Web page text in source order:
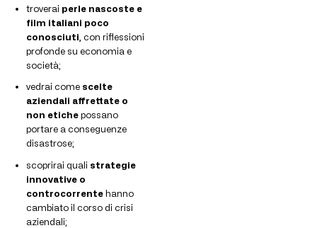
troverai perle nascoste e
film italiani poco
conosciuti , con riflessioni
profonde su economia e
società;
vedrai come scelte
aziendali affrettate o
non etichepossano
portare a conseguenze
disastrose;
scoprirai quali strategie
innovative o
controcorrentehanno
cambiato il corso di crisi
aziendali;